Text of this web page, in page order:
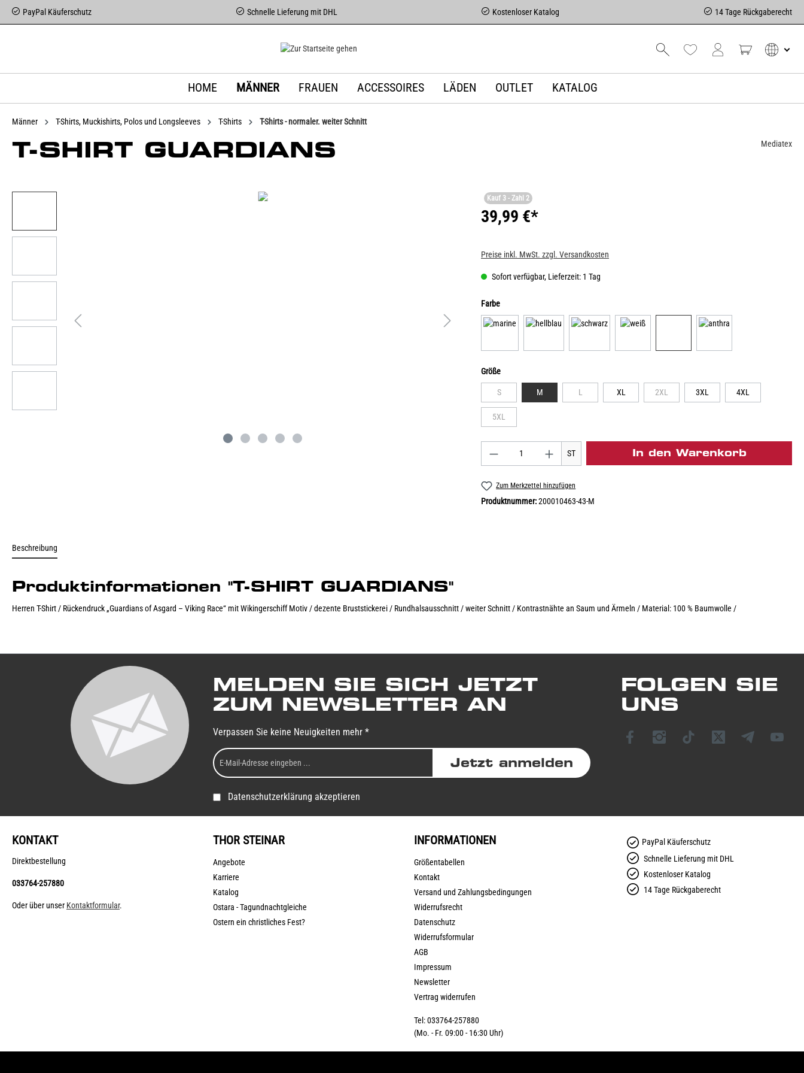
PayPal Käuferschutz Schnelle Lieferung mit DHL Kostenloser Katalog 14 Tage Rückgaberecht
HOME MÄNNER FRAUEN ACCESSOIRES LÄDEN OUTLET KATALOG
Männer T-Shirts, Muckishirts, Polos und Longsleeves T-Shirts T-Shirts - normaler. weiter Schnitt
T-SHIRT GUARDIANS Mediatex
Kauf 3 - Zahl 2
39,99 €*
Preise inkl. MwSt. zzgl. Versandkosten
Sofort verfügbar, Lieferzeit: 1 Tag
Farbe
Größe
S M L XL 2XL 3XL 4XL
5XL
ST In den Warenkorb
Zum Merkzettel hinzufügen
Produktnummer:200010463-43-M
Beschreibung
Produktinformationen "T-SHIRT GUARDIANS"
Herren T-Shirt / Rückendruck „Guardians of Asgard – Viking Race“ mit Wikingerschiff Motiv / dezente Bruststickerei / Rundhalsausschnitt / weiter Schnitt / Kontrastnähte an Saum und Ärmeln / Material: 100 % Baumwolle /
MELDEN SIE SICH JETZT
ZUM NEWSLETTER AN
Verpassen Sie keine Neuigkeiten mehr *
Jetzt anmelden
Datenschutzerklärung akzeptieren
FOLGEN SIE
UNS
KONTAKT
Direktbestellung
033764-257880
Oder über unser Kontaktformular.
THOR STEINAR
Angebote
Karriere
Katalog
Ostara - Tagundnachtgleiche
Ostern ein christliches Fest?
INFORMATIONEN
Größentabellen
Kontakt
Versand und Zahlungsbedingungen
Widerrufsrecht
Datenschutz
Widerrufsformular
AGB
Impressum
Newsletter
Vertrag widerrufen
Tel: 033764-257880
(Mo. - Fr. 09:00 - 16:30 Uhr)
PayPal Käuferschutz
Schnelle Lieferung mit DHL
Kostenloser Katalog
14 Tage Rückgaberecht